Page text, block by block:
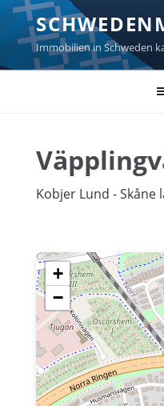
Zum
Inhalt
springenImmobilien in Schweden
Kobjer Lund - Skåne
+
−